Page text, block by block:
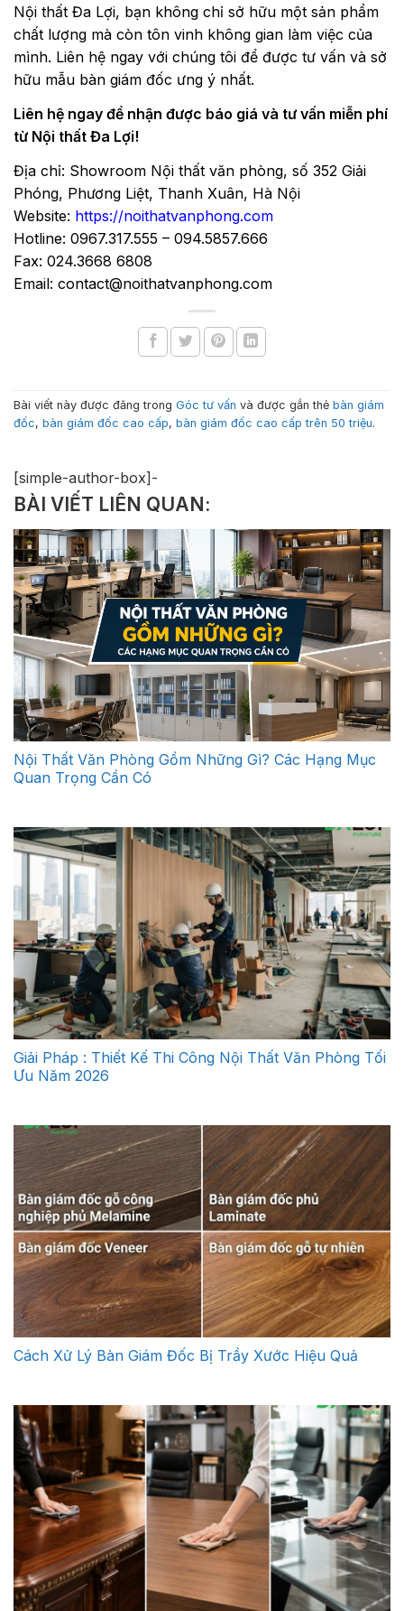
Nội thất Đa Lợi, bạn không chỉ sở hữu một sản phẩm
chất lượng mà còn tôn vinh không gian làm việc của
mình. Liên hệ ngay với chúng tôi để được tư vấn và sở
hữu mẫu bàn giám đốc ưng ý nhất.
Liên hệ ngay để nhận được báo giá và tư vấn miễn phí
từ Nội thất Đa Lợi!
Địa chỉ: Showroom Nội thất văn phòng, số 352 Giải
Phóng, Phương Liệt, Thanh Xuân, Hà Nội
Website: https://noithatvanphong.com
Hotline: 0967.317.555 – 094.5857.666
Fax: 024.3668 6808
Email: contact@noithatvanphong.com
Bài viết này được đăng trong Góc tư vấn và được gắn thẻ bàn giám
đốc, bàn giám đốc cao cấp, bàn giám đốc cao cấp trên 50 triệu.
[simple-author-box]-
BÀI VIẾT LIÊN QUAN:
Nội Thất Văn Phòng Gồm Những Gì? Các Hạng Mục
Quan Trọng Cần Có
Giải Pháp : Thiết Kế Thi Công Nội Thất Văn Phòng Tối
Ưu Năm 2026
Cách Xử Lý Bàn Giám Đốc Bị Trầy Xước Hiệu Quả